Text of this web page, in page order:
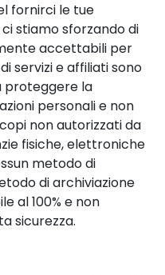
fornirci le tue
stiamo sforzando di
accettabili per
servizi e affiliati sono
la
personali e non
non autorizzati da
fisiche, elettroniche
metodo di
di archiviazione
al 100% e non
sicurezza.